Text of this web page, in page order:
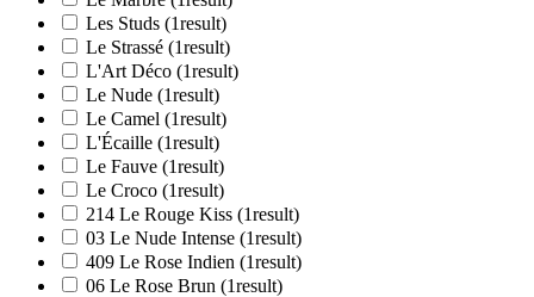
Les Studs (1result)
Le Strassé (1result)
L'Art Déco (1result)
Le Nude (1result)
Le Camel (1result)
L'Écaille (1result)
Le Fauve (1result)
Le Croco (1result)
214 Le Rouge Kiss (1result)
03 Le Nude Intense (1result)
409 Le Rose Indien (1result)
06 Le Rose Brun (1result)